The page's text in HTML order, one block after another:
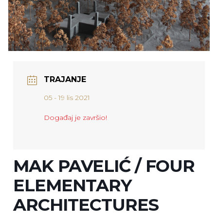
TRAJANJE
05 - 19 lis 2021
Događaj je završio!
MAK PAVELIĆ / FOUR
ELEMENTARY
ARCHITECTURES